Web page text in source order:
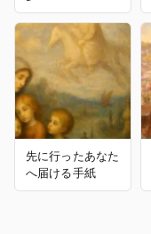
先に行ったあなた
へ届ける手紙